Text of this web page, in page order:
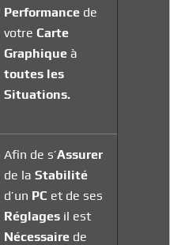
Performance de
votre Carte
Graphique à
toutes les
Situations.
Afin de s’Assurer
de laStabilité
d’un PC et de ses
Réglages il est
Nécessaire de